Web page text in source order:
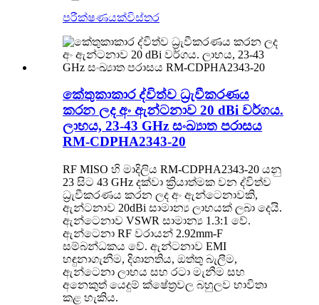
පරීක්ෂණයක්විස්තර
කේතුකාකාර ද්විත්ව ධ්‍රැවීකරණය
කරන ලද අං ඇන්ටනාව 20 dBi වර්ගය.
ලාභය, 23-43 GHz සංඛ්‍යාත පරාසය
RM-CDPHA2343-20
RF MISO හි මාදිලිය RM-CDPHA2343-20 යනු
23 සිට 43 GHz දක්වා ක්‍රියාත්මක වන ද්විත්ව
ධ්‍රැවීකරණය කරන ලද අං ඇන්ටෙනාවකි,
ඇන්ටනාව 20dBi සාමාන්‍ය ලාභයක් ලබා දෙයි.
ඇන්ටෙනාව VSWR සාමාන්‍ය 1.3:1 වේ.
ඇන්ටෙනා RF වරායන් 2.92mm-F
සම්බන්ධකය වේ. ඇන්ටනාව EMI
හඳුනාගැනීම, දිශානතිය, ඔත්තු බැලීම,
ඇන්ටෙනා ලාභය සහ රටා මැනීම සහ
අනෙකුත් යෙදුම් ක්ෂේත්‍රවල බහුලව භාවිතා
කළ හැකිය.